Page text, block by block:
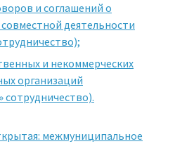
и соглашений о
деятельности
и некоммерческих
организаций
сотрудничество).
межмуниципальное